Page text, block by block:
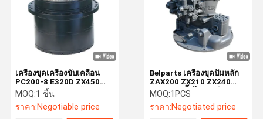
เครื่องขุดเครื่องขับเคลื่อน
PC200-8 E320D ZX450
R210LC-7 TM40 จักรยาน
สุดท้ายสําหรับ Hitachi
komatsu 2159952 20Y-
27-00500 9186918
MOQ:1 ชิ้น
ราคา:Negotiable price
Belparts เครื่องขุดปั๊มหลัก
ZAX200 ZX210 ZX240
ZX270-3 ปั๊มไฮดรอลิก
9191164 9195235
9257345 9257346 สําหรับ
MOQ:1PCS
ราคา:Negotiated price